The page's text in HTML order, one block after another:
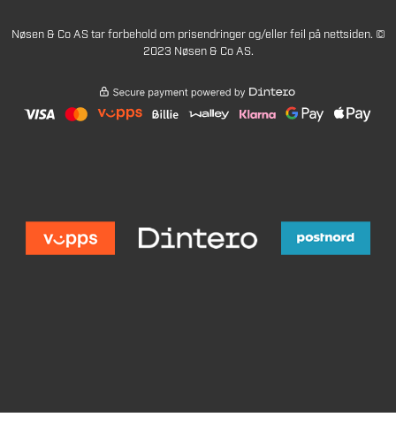
Nøsen & Co AS tar forbehold om prisendringer og/eller feil på nettsiden. ©
2023 Nøsen & Co AS.